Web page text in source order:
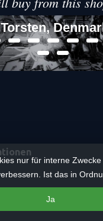
nur für interne
Ist das in
Ja